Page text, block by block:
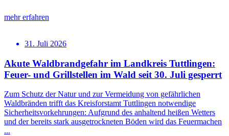
mehr erfahren
31. Juli 2026
Akute Waldbrandgefahr im Landkreis Tuttlingen:
Feuer- und Grillstellen im Wald seit 30. Juli gesperrt
Zum Schutz der Natur und zur Vermeidung von gefährlichen
Waldbränden trifft das Kreisforstamt Tuttlingen notwendige
Sicherheitsvorkehrungen: Aufgrund des anhaltend heißen Wetters
und der bereits stark ausgetrockneten Böden wird das Feuermachen
...